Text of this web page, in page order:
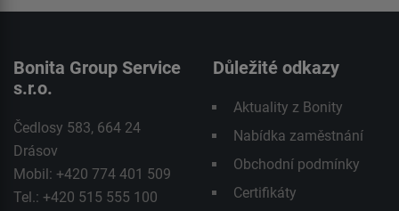
Bonita Group Service
s.r.o.
Čedlosy 583, 664 24
Drásov
Mobil: +420 774 401 509
Tel.: +420 515 555 100
Důležité odkazy
Aktuality z Bonity
Nabídka zaměstnání
Obchodní podmínky
Certifikáty